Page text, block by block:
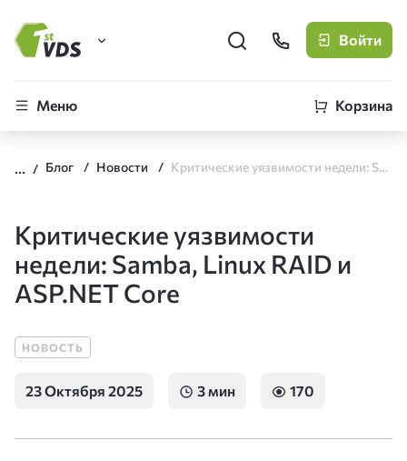
FirstVDS (вы здесь)
CLO
Войти
Меню Корзина
Блог Новости Критические уязвимости недели: Samba, Linux RAID и ASP.NET Core
Критические уязвимости
недели: Samba, Linux RAID и
ASP.NET Core
НОВОСТЬ
23 Октября 2025 3 мин 170